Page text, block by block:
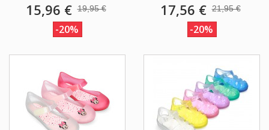
15,96 € 19,95 €
-20%
17,56 € 21,95 €
-20%